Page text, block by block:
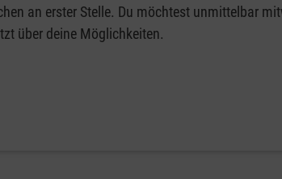
an erster Stelle. Du möchtest unmittelbar
über deine Möglichkeiten.